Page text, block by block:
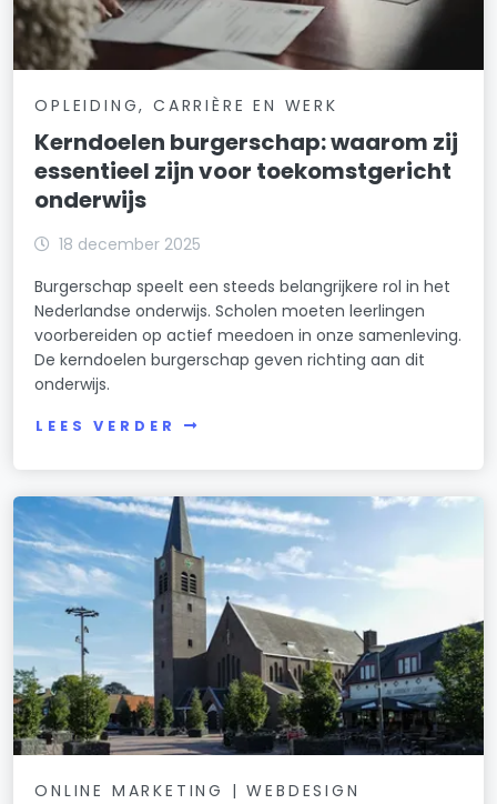
OPLEIDING, CARRIÈRE EN WERK
Kerndoelen burgerschap: waarom zij
essentieel zijn voor toekomstgericht
onderwijs
18 december 2025
Burgerschap speelt een steeds belangrijkere rol in het
Nederlandse onderwijs. Scholen moeten leerlingen
voorbereiden op actief meedoen in onze samenleving.
De kerndoelen burgerschap geven richting aan dit
onderwijs.
LEES VERDER
ONLINE MARKETING | WEBDESIGN